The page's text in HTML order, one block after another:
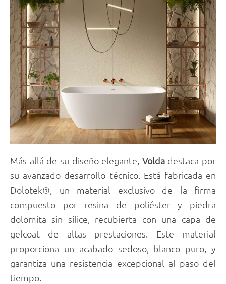
Más allá de su diseño elegante, Voldadestaca por
su avanzado desarrollo técnico. Está fabricada en
Dolotek®, un material exclusivo de la firma
compuesto por resina de poliéster y piedra
dolomita sin sílice, recubierta con una capa de
gelcoat de altas prestaciones. Este material
proporciona un acabado sedoso, blanco puro, y
garantiza una resistencia excepcional al paso del
tiempo.